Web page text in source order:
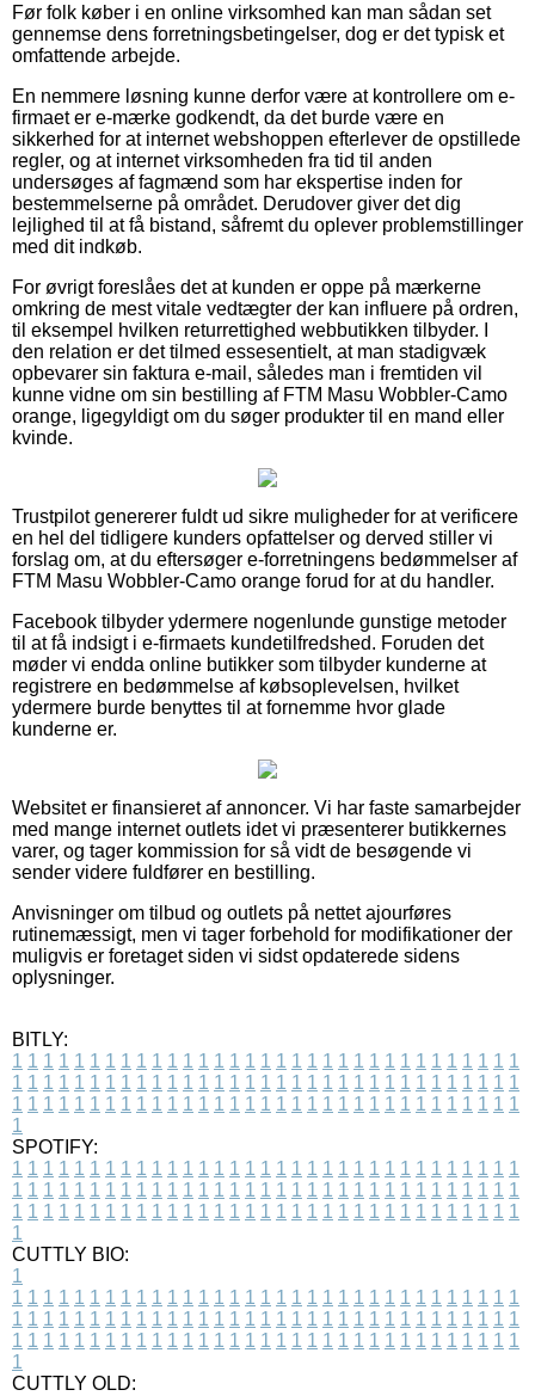
Før folk køber i en online virksomhed kan man sådan set
gennemse dens forretningsbetingelser, dog er det typisk et
omfattende arbejde.
En nemmere løsning kunne derfor være at kontrollere om e-
firmaet er e-mærke godkendt, da det burde være en
sikkerhed for at internet webshoppen efterlever de opstillede
regler, og at internet virksomheden fra tid til anden
undersøges af fagmænd som har ekspertise inden for
bestemmelserne på området. Derudover giver det dig
lejlighed til at få bistand, såfremt du oplever problemstillinger
med dit indkøb.
For øvrigt foreslåes det at kunden er oppe på mærkerne
omkring de mest vitale vedtægter der kan influere på ordren,
til eksempel hvilken returrettighed webbutikken tilbyder. I
den relation er det tilmed essesentielt, at man stadigvæk
opbevarer sin faktura e-mail, således man i fremtiden vil
kunne vidne om sin bestilling af FTM Masu Wobbler-Camo
orange, ligegyldigt om du søger produkter til en mand eller
kvinde.
Trustpilot genererer fuldt ud sikre muligheder for at verificere
en hel del tidligere kunders opfattelser og derved stiller vi
forslag om, at du eftersøger e-forretningens bedømmelser af
FTM Masu Wobbler-Camo orange forud for at du handler.
Facebook tilbyder ydermere nogenlunde gunstige metoder
til at få indsigt i e-firmaets kundetilfredshed. Foruden det
møder vi endda online butikker som tilbyder kunderne at
registrere en bedømmelse af købsoplevelsen, hvilket
ydermere burde benyttes til at fornemme hvor glade
kunderne er.
Websitet er finansieret af annoncer. Vi har faste samarbejder
med mange internet outlets idet vi præsenterer butikkernes
varer, og tager kommission for så vidt de besøgende vi
sender videre fuldfører en bestilling.
Anvisninger om tilbud og outlets på nettet ajourføres
rutinemæssigt, men vi tager forbehold for modifikationer der
muligvis er foretaget siden vi sidst opdaterede sidens
oplysninger.
BITLY:
1 1 1 1 1 1 1 1 1 1 1 1 1 1 1 1 1 1 1 1 1 1 1 1 1 1 1 1 1 1 1 1 1
1 1 1 1 1 1 1 1 1 1 1 1 1 1 1 1 1 1 1 1 1 1 1 1 1 1 1 1 1 1 1 1 1
1 1 1 1 1 1 1 1 1 1 1 1 1 1 1 1 1 1 1 1 1 1 1 1 1 1 1 1 1 1 1 1 1
1
SPOTIFY:
1 1 1 1 1 1 1 1 1 1 1 1 1 1 1 1 1 1 1 1 1 1 1 1 1 1 1 1 1 1 1 1 1
1 1 1 1 1 1 1 1 1 1 1 1 1 1 1 1 1 1 1 1 1 1 1 1 1 1 1 1 1 1 1 1 1
1 1 1 1 1 1 1 1 1 1 1 1 1 1 1 1 1 1 1 1 1 1 1 1 1 1 1 1 1 1 1 1 1
1
CUTTLY BIO:
1
1 1 1 1 1 1 1 1 1 1 1 1 1 1 1 1 1 1 1 1 1 1 1 1 1 1 1 1 1 1 1 1 1
1 1 1 1 1 1 1 1 1 1 1 1 1 1 1 1 1 1 1 1 1 1 1 1 1 1 1 1 1 1 1 1 1
1 1 1 1 1 1 1 1 1 1 1 1 1 1 1 1 1 1 1 1 1 1 1 1 1 1 1 1 1 1 1 1 1
1
CUTTLY OLD: